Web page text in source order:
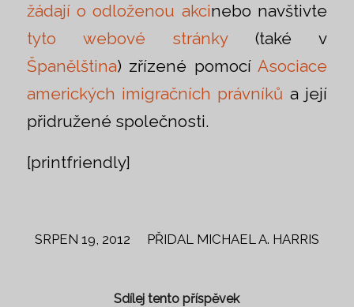
žádají o odloženou akcinebo navštivte
tyto webové stránky(také v
Španělština) zřízené pomocíAsociace
amerických imigračních právníků a její
přidružené společnosti.
[printfriendly]
SRPEN 19, 2012
/ PŘIDAL MICHAEL A. HARRIS
Sdílej tento příspěvek